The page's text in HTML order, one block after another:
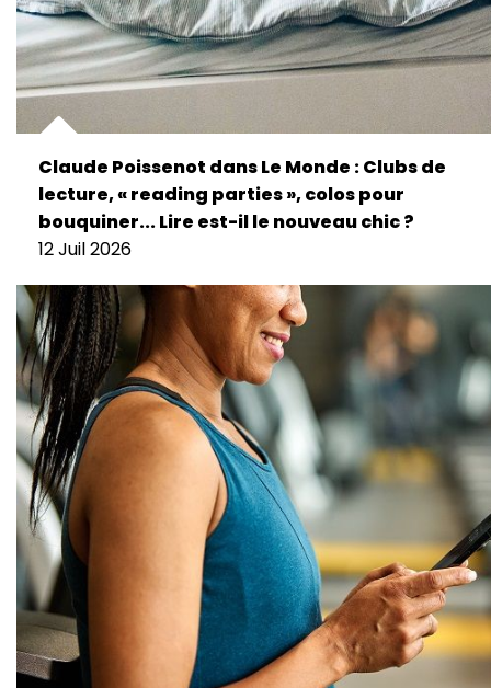
Claude Poissenot dans Le Monde : Clubs de
lecture, « reading parties », colos pour
bouquiner... Lire est-il le nouveau chic ?
12 Juil 2026